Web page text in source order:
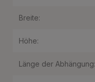
Breite:
Höhe:
Länge der Abhängung: